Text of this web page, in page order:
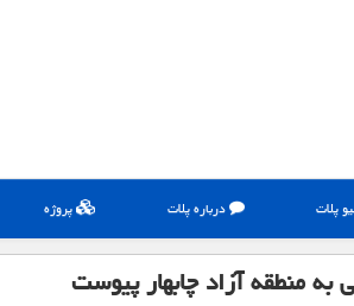
پلات درباره پلات پروژه
منطقه آزاد چابهار پیوست